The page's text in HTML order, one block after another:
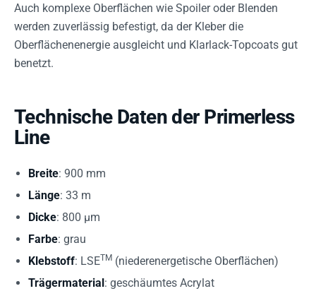
Auch komplexe Oberflächen wie Spoiler oder Blenden
werden zuverlässig befestigt, da der Kleber die
Oberflächenenergie ausgleicht und Klarlack-Topcoats gut
benetzt.
Technische Daten der Primerless
Line
Breite: 900 mm
Länge: 33 m
Dicke: 800 µm
Farbe: grau
Klebstoff: LSETM (niederenergetische Oberflächen)
Trägermaterial: geschäumtes Acrylat